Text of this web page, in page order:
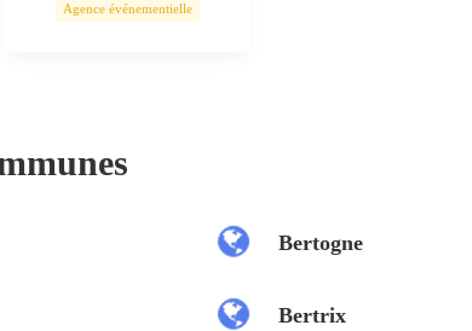
Agence événementielle
Bertogne
Bertrix